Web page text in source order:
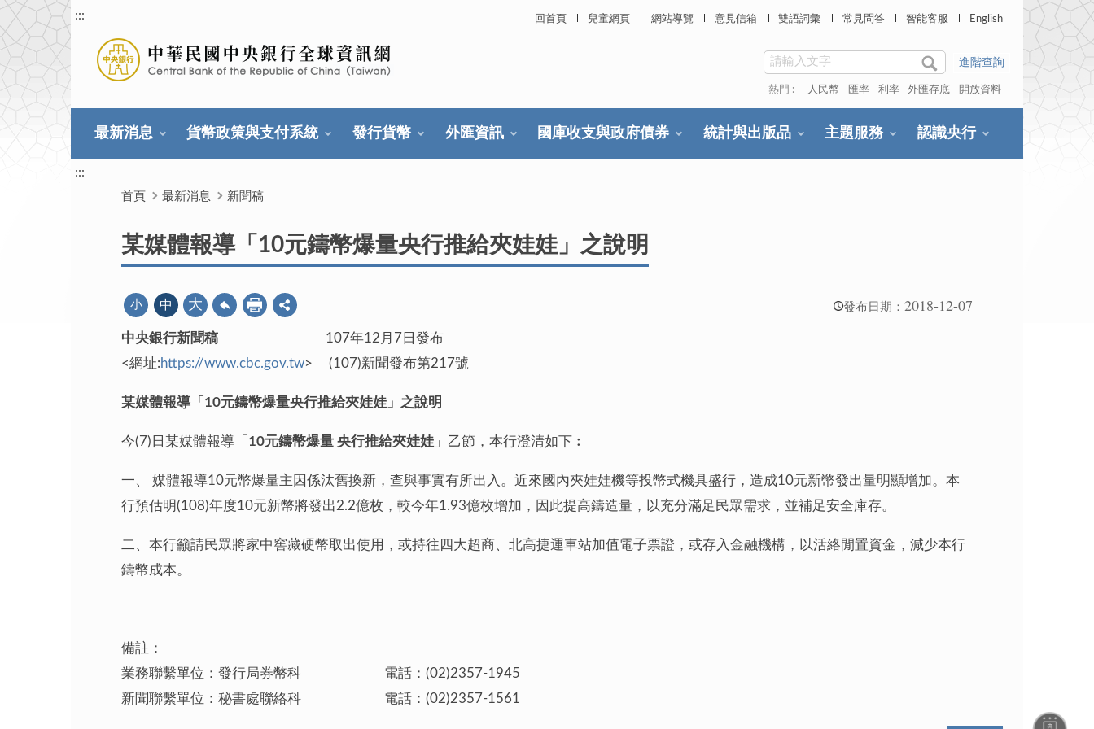
回首頁 兒童網頁 網站導覽 意見信箱 雙語詞彙 常見問答 智能客服 English
:::
進階查詢
熱門 : 人民幣 匯率 利率 外匯存底 開放資料
最新消息 貨幣政策與支付系統 發行貨幣 外匯資訊 國庫收支與政府債券 統計與出版品 主題服務 認識央行
:::
首頁 最新消息 新聞稿
某媒體報導「10元鑄幣爆量央行推給夾娃娃」之說明
發布日期： 2018-12-07
小 中 大
中央銀行新聞稿
107年12月7日發布
<網址:https://www.cbc.gov.tw> (107)新聞發布第217號
某媒體報導「10元鑄幣爆量央行推給夾娃娃」之說明
今(7)日某媒體報導「 10元鑄幣爆量 央行推給夾娃娃 」乙節，本行澄清如下︰
一、 媒體報導10元幣爆量主因係汰舊換新，查與事實有所出入。近來國內夾娃娃機等投幣式機具盛行，造成10元新幣發出量明顯增加。本
行預估明(108)年度10元新幣將發出2.2億枚，較今年1.93億枚增加，因此提高鑄造量，以充分滿足民眾需求，並補足安全庫存。
二、本行籲請民眾將家中窖藏硬幣取出使用，或持往四大超商、北高捷運車站加值電子票證，或存入金融機構，以活絡閒置資金，減少本行
鑄幣成本。
備註：
業務聯繫單位：發行局券幣科 電話：(02)2357-1945
新聞聯繫單位：秘書處聯絡科 電話：(02)2357-1561